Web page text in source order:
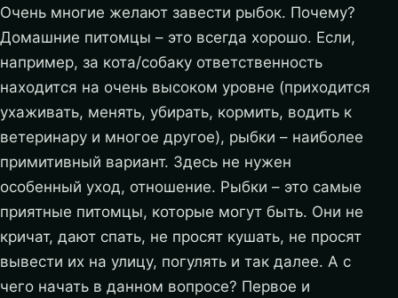
Очень многие желают завести рыбок. Почему?
Домашние питомцы – это всегда хорошо. Если,
например, за кота/собаку ответственность
находится на очень высоком уровне (приходится
ухаживать, менять, убирать, кормить, водить к
ветеринару и многое другое), рыбки – наиболее
примитивный вариант. Здесь не нужен
особенный уход, отношение. Рыбки – это самые
приятные питомцы, которые могут быть. Они не
кричат, дают спать, не просят кушать, не просят
вывести их на улицу, погулять и так далее. А с
чего начать в данном вопросе? Первое и